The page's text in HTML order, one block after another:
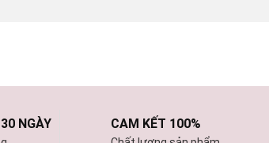
NGÀY CAM KẾT 100%